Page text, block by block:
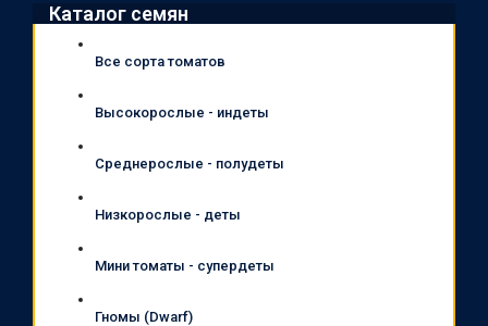
Каталог семян
Все сорта томатов
Высокорослые - индеты
Среднерослые - полудеты
Низкорослые - деты
Мини томаты - супердеты
Гномы (Dwarf)